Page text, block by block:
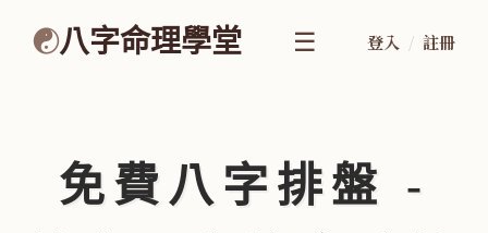
☯八字命理學堂 ☰ 登入 / 註冊
免費八字排盤 -